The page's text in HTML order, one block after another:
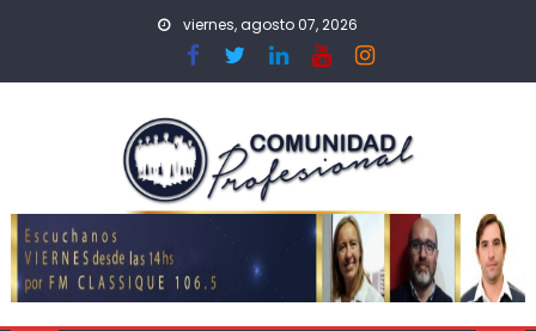
viernes, agosto 07, 2026